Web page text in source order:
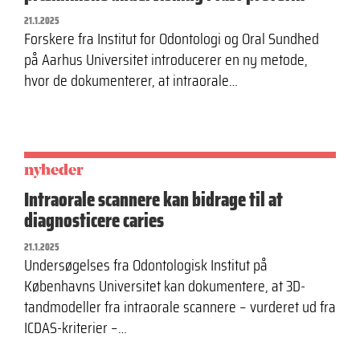
21.1.2025
Forskere fra Institut for Odontologi og Oral Sundhed
på Aarhus Universitet introducerer en ny metode,
hvor de dokumenterer, at intraorale…
nyheder
Intraorale scannere kan bidrage til at
diagnosticere caries
21.1.2025
Undersøgelses fra Odontologisk Institut på
Københavns Universitet kan dokumentere, at 3D-
tandmodeller fra intraorale scannere – vurderet ud fra
ICDAS-kriterier –…